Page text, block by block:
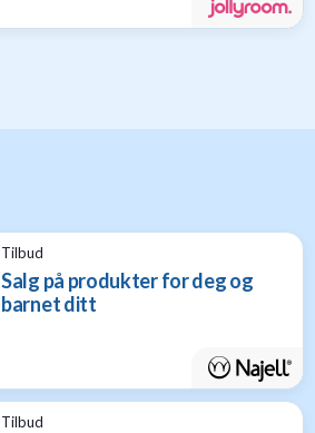
Tilbud
Salg på produkter for deg og
barnet ditt
Tilbud